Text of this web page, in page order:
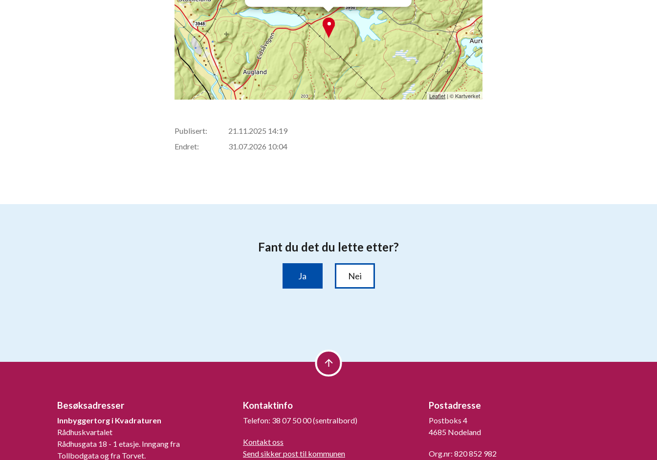
Leaflet | © Kartverket
Publisert:
21.11.2025 14:19
Endret:
31.07.2026 10:04
Besøksadresser
Innbyggertorg i Kvadraturen
Rådhuskvartalet
Rådhusgata 18 - 1 etasje. Inngang fra
Tollbodgata og fra Torvet.
Kontaktinfo
Telefon: 38 07 50 00 (sentralbord)
Kontakt oss
Send sikker post til kommunen
Postadresse
Postboks 4
4685 Nodeland
Org.nr: 820 852 982